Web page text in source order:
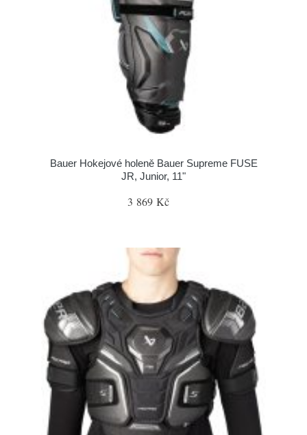
Bauer Hokejové holeně Bauer Supreme FUSE
JR, Junior, 11"
3 869 Kč